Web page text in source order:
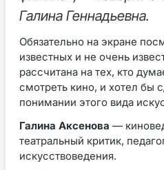
Галина Геннадьевна.
Обязательно на экране
известных и не очень
рассчитана на тех, кто
смотреть кино, и хотел бы
понимании этого вида
Галина Аксенова —
театральный критик,
искусствоведения.